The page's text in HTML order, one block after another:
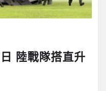
陸戰隊搭直升